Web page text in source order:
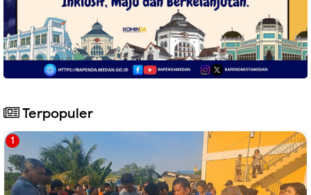
Terpopuler